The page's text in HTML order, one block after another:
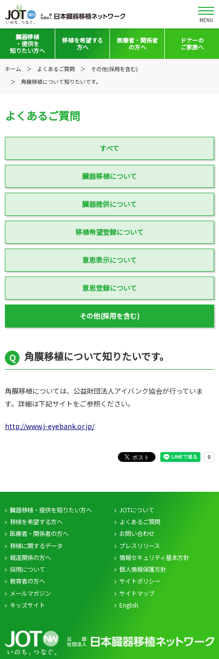
MENU
臓器移植
・提供を
知りたい方へ
移植と提供とは
全国の関連施設
全国のイベント・活動情報
移植を希望する
方へ
移植希望登録をお考えの方へ
医療者・ 関係者
の方へ
医療者向けお知らせ
全国の関連施設
コーディネーター向けログイン
ドナーの
ご家族へ
ホーム よくあるご質問
その他(採用を含む)
角膜移植について知りたいです。
よくあるご質問
すべて
臓器移植について
臓器提供について
移植希望登録について
意思表示について
意思登録について
その他(採用を含む)
角膜移植について知りたいです。
角膜移植については、公益財団法人アイバンク協会が行っていま
す。詳細は下記サイトをご参照ください。
http://www.j-eyebank.or.jp/
臓器移植・提供を知りたい方へ
移植を希望する方へ
医療者・関係者の方へ
移植に関するデータ
JOTについて
よくあるご質問
お問い合わせ
プレスリリース
報道関係の方へ
採用について
教育者の方へ
メールマガジン
キッズサイト
情報セキュリティ基本方針
個人情報保護方針
サイトポリシー
サイトマップ
English